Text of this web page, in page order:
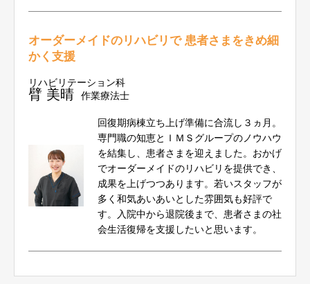
オーダーメイドのリハビリで 患者さまをきめ細
かく支援
リハビリテーション科
臂 美晴 作業療法士
回復期病棟立ち上げ準備に合流し３ヵ月。
専門職の知恵とＩＭＳグループのノウハウ
を結集し、患者さまを迎えました。おかげ
でオーダーメイドのリハビリを提供でき、
成果を上げつつあります。若いスタッフが
多く和気あいあいとした雰囲気も好評で
す。入院中から退院後まで、患者さまの社
会生活復帰を支援したいと思います。